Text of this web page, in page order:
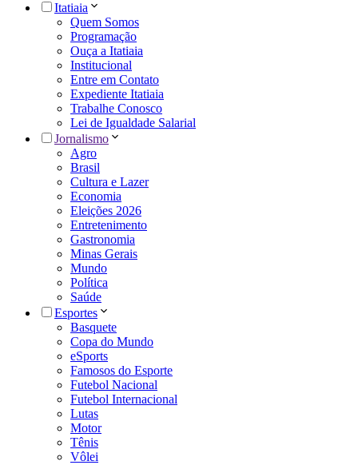
Itatiaia
Quem Somos
Programação
Ouça a Itatiaia
Institucional
Entre em Contato
Expediente Itatiaia
Trabalhe Conosco
Lei de Igualdade Salarial
Jornalismo
Agro
Brasil
Cultura e Lazer
Economia
Eleições 2026
Entretenimento
Gastronomia
Minas Gerais
Mundo
Política
Saúde
Esportes
Basquete
Copa do Mundo
eSports
Famosos do Esporte
Futebol Nacional
Futebol Internacional
Lutas
Motor
Tênis
Vôlei